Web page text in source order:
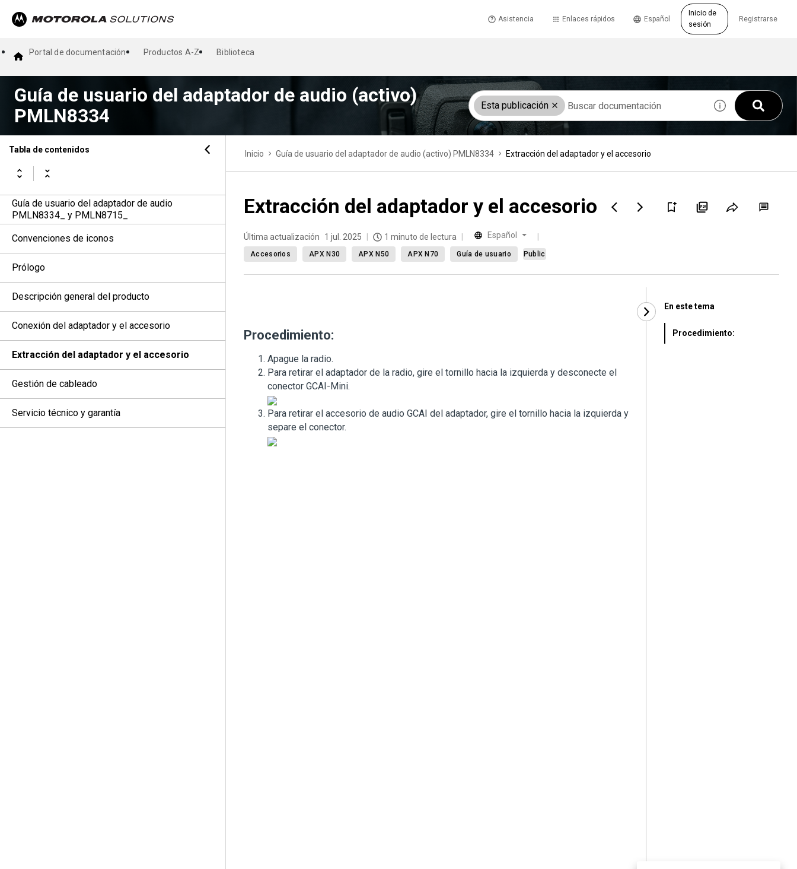
Asistencia Enlaces rápidos Registrarse
Español
Inicio de
sesión
Portal de documentación Productos A-Z Biblioteca
Guía de usuario del adaptador de audio (activo)
PMLN8334
Esta publicación
Tabla de contenidos
Guía de usuario del adaptador de audio
PMLN8334_ y PMLN8715_
Convenciones de iconos
Prólogo
Descripción general del producto
Conexión del adaptador y el accesorio
Extracción del adaptador y el accesorio
Gestión de cableado
Servicio técnico y garantía
Inicio Guía de usuario del adaptador de audio (activo) PMLN8334 Extracción del adaptador y el accesorio
Extracción del adaptador y el accesorio
Última actualización 1 jul. 2025 1 minuto de lectura Español
Accesorios APX N30 APX N50 APX N70 Guía de usuario Public
Procedimiento:
Apague la radio.
Para retirar el adaptador de la radio, gire el tornillo hacia la izquierda y desconecte el
conector GCAI-Mini.
Para retirar el accesorio de audio GCAI del adaptador, gire el tornillo hacia la izquierda y
separe el conector.
En este tema
Procedimiento: